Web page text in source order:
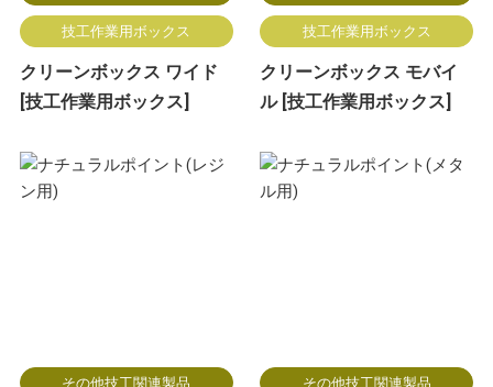
技工作業用ボックス
クリーンボックス ワイド
[技工作業用ボックス]
技工作業用ボックス
クリーンボックス モバイ
ル [技工作業用ボックス]
その他技工関連製品 その他技工関連製品